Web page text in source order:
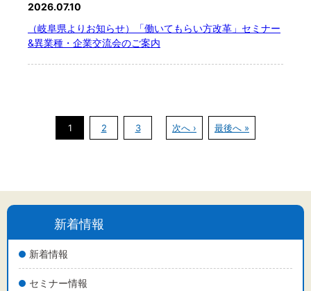
新着情報
新着情報
セミナー情報
2026.07.10
（岐阜県よりお知らせ）「働いてもらい方改革」セミナー
&異業種・企業交流会のご案内
1 2 3 次へ › 最後へ »